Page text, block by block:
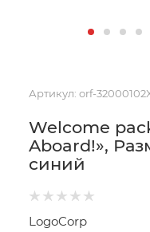
Артикул: orf-
Welcome
Aboard!»,
синий
LogoCorp